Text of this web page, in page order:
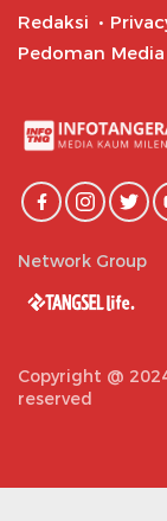
Redaksi
Pedoman
Network Group
Copyright @
reserved